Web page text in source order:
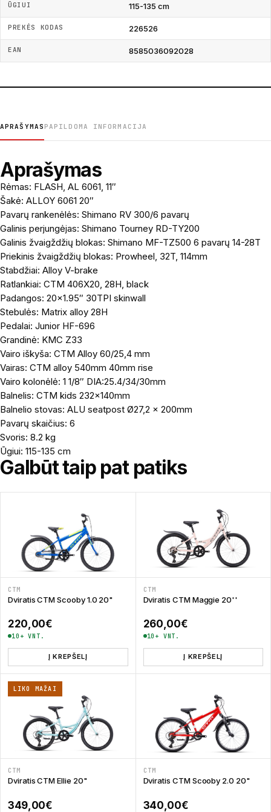
ŪGIUI 115-135 cm
PREKĖS KODAS 226526
EAN 8585036092028
APRAŠYMAS PAPILDOMA INFORMACIJA
Aprašymas
Rėmas: FLASH, AL 6061, 11″
Šakė: ALLOY 6061 20″
Pavarų rankenėlės: Shimano RV 300/6 pavarų
Galinis perjungėjas: Shimano Tourney RD-TY200
Galinis žvaigždžių blokas: Shimano MF-TZ500 6 pavarų 14-28T
Priekinis žvaigždžių blokas: Prowheel, 32T, 114mm
Stabdžiai: Alloy V-brake
Ratlankiai: CTM 406X20, 28H, black
Padangos: 20×1.95″ 30TPI skinwall
Stebulės: Matrix alloy 28H
Pedalai: Junior HF-696
Grandinė: KMC Z33
Vairo iškyša: CTM Alloy 60/25,4 mm
Vairas: CTM alloy 540mm 40mm rise
Vairo kolonėlė: 1 1/8″ DIA:25.4/34/30mm
Balnelis: CTM kids 232x140mm
Balnelio stovas: ALU seatpost Ø27,2 x 200mm
Pavarų skaičius: 6
Svoris: 8.2 kg
Ūgiui: 115-135 cm
Galbūt taip pat patiks
CTM
Dviratis CTM Scooby 1.0 20"
220,00€
10+ VNT.
Į KREPŠELĮ
CTM
Dviratis CTM Maggie 20''
260,00€
10+ VNT.
Į KREPŠELĮ
LIKO MAŽAI
CTM
Dviratis CTM Ellie 20"
349,00€
CTM
Dviratis CTM Scooby 2.0 20"
340,00€